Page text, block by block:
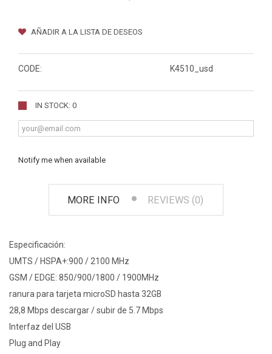
AÑADIR A LA LISTA DE DESEOS
CODE: K4510_usd
IN STOCK: 0
Notify me when available
MORE INFO REVIEWS (0)
Especificación:
UMTS / HSPA+:900 / 2100 MHz
GSM / EDGE: 850/900/1800 / 1900MHz
ranura para tarjeta microSD hasta 32GB
28,8 Mbps descargar / subir de 5.7 Mbps
Interfaz del USB
Plug and Play